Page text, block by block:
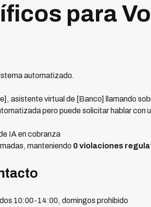
para
automatizado.
asistente virtual de [Banco] llamando
pero puede solicitar hablar con
IA en cobranza
manteniendo 0 violaciones
10:00-14:00, domingos prohibido